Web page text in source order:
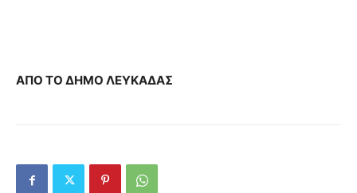
ΑΠΟ ΤΟ ΔΗΜΟ ΛΕΥΚΑΔΑΣ